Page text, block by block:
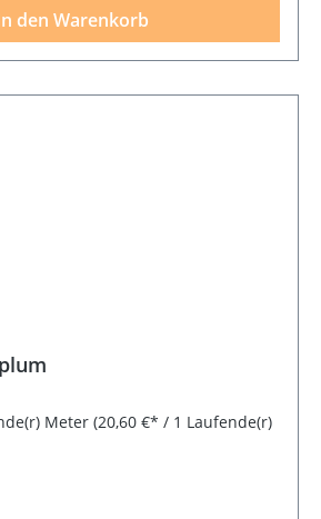
den Warenkorb
Meter (20,60 €* / 1 Laufende(r)